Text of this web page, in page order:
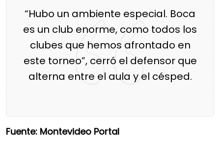
“Hubo un ambiente especial. Boca
es un club enorme, como todos los
clubes que hemos afrontado en
este torneo”, cerró el defensor que
alterna entre el aula y el césped.
Fuente: Montevideo Portal